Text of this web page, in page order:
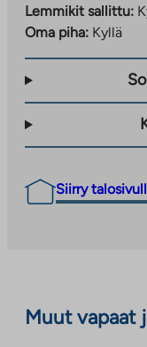
Lemmikit sallittu:
Oma piha: Kyllä
Siirry
Muut vapaat